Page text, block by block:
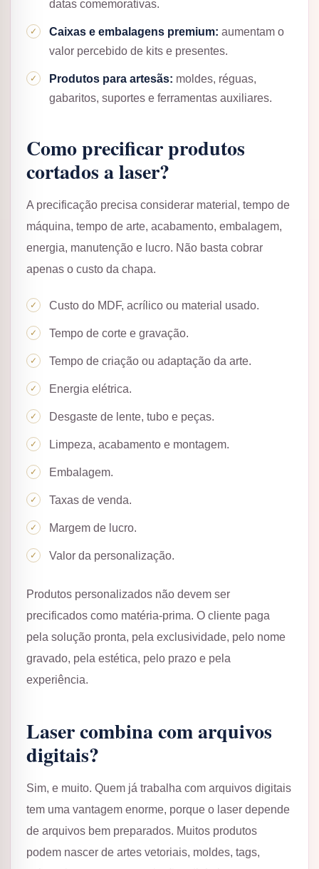
datas comemorativas.
Caixas e embalagens premium: aumentam o
valor percebido de kits e presentes.
Produtos para artesãs: moldes, réguas,
gabaritos, suportes e ferramentas auxiliares.
Como precificar produtos
cortados a laser?
A precificação precisa considerar material, tempo de
máquina, tempo de arte, acabamento, embalagem,
energia, manutenção e lucro. Não basta cobrar
apenas o custo da chapa.
Custo do MDF, acrílico ou material usado.
Tempo de corte e gravação.
Tempo de criação ou adaptação da arte.
Energia elétrica.
Desgaste de lente, tubo e peças.
Limpeza, acabamento e montagem.
Embalagem.
Taxas de venda.
Margem de lucro.
Valor da personalização.
Produtos personalizados não devem ser
precificados como matéria-prima. O cliente paga
pela solução pronta, pela exclusividade, pelo nome
gravado, pela estética, pelo prazo e pela
experiência.
Laser combina com arquivos
digitais?
Sim, e muito. Quem já trabalha com arquivos digitais
tem uma vantagem enorme, porque o laser depende
de arquivos bem preparados. Muitos produtos
podem nascer de artes vetoriais, moldes, tags,